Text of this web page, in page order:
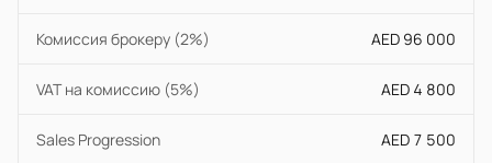
Комиссия брокеру (2%) AED 96 000
VAT на комиссию (5%) AED 4 800
Sales Progression AED 7 500